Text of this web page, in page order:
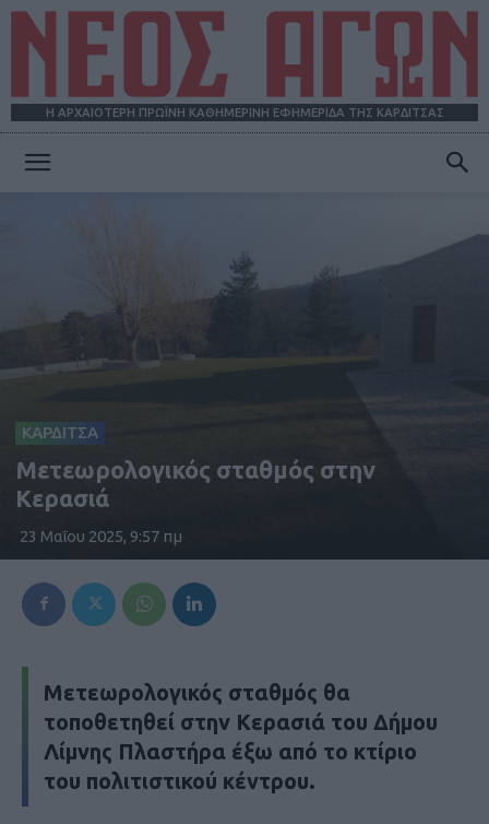
Η ΑΡΧΑΙΟΤΕΡΗ ΠΡΩΪΝΗ ΚΑΘΗΜΕΡΙΝΗ ΕΦΗΜΕΡΙΔΑ ΤΗΣ ΚΑΡΔΙΤΣΑΣ
ΑΓΩΝ
ΚΑΡΔΙΤΣΑ
Μετεωρολογικός σταθμός στην
Κερασιά
23 Μαΐου 2025, 9:57 πμ
Μετεωρολογικός σταθμός θα
τοποθετηθεί στην Κερασιά του Δήμου
Λίμνης Πλαστήρα έξω από το κτίριο
του πολιτιστικού κέντρου.